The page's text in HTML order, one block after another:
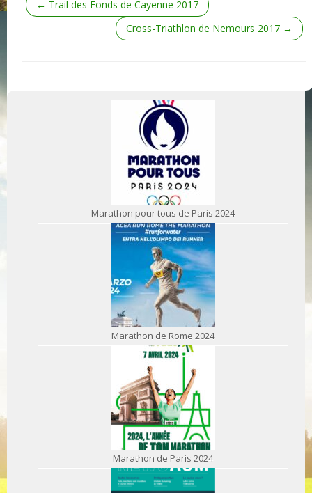
← Trail des Fonds de Cayenne 2017
Cross-Triathlon de Nemours 2017 →
Marathon pour tous de Paris 2024
Marathon de Rome 2024
Marathon de Paris 2024